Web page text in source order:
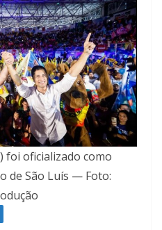
foi oficializado como
de São Luís — Foto: